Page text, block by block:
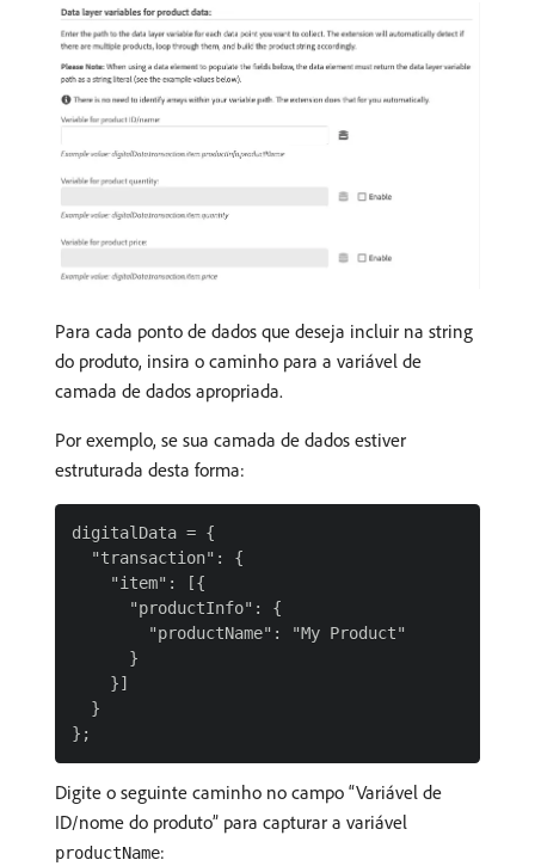
Para cada ponto de dados que deseja incluir na string
do produto, insira o caminho para a variável de
camada de dados apropriada.
Por exemplo, se sua camada de dados estiver
estruturada desta forma:
digitalData = {
  "transaction": {
    "item": [{
      "productInfo": {
        "productName": "My Product"
      }
    }]
  }
Digite o seguinte caminho no campo “Variável de
ID/nome do produto” para capturar a variável
productName: